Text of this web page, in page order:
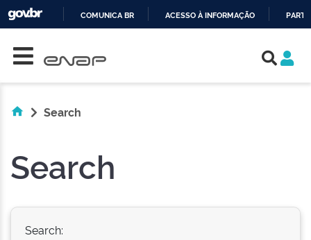
COMUNICA BR ACESSO À INFORMAÇÃO
Search
Search
Search: